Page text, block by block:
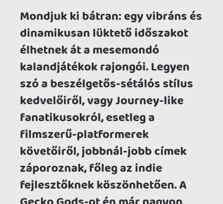
fejlesztőknek köszönhetően. A
Gecko Gods-ot én már nagyon
régóta vártam, Twitteren
lelkesen követtem az Inresin,
azaz Louis Waloschek munkáját,
ami szépen alakult, és lassan, de
biztosan formálódott. Arra
azonban nem számítottam, hogy
ennyire elégedett leszek a
végeredménnyel.